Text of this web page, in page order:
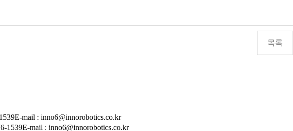
목록
E-mail : inno6@innorobotics.co.kr
1539E-mail : inno6@innorobotics.co.kr